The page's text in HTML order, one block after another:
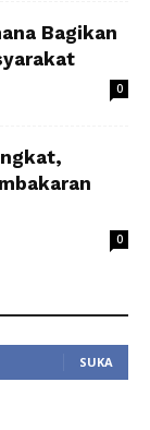
Bagikan
0
0
SUKA